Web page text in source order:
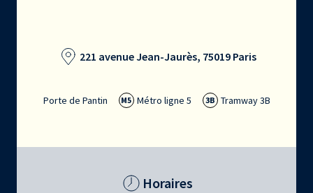
221 avenue Jean-Jaurès, 75019 Paris
Porte de Pantin M5 Métro ligne 5 3B Tramway 3B
Horaires